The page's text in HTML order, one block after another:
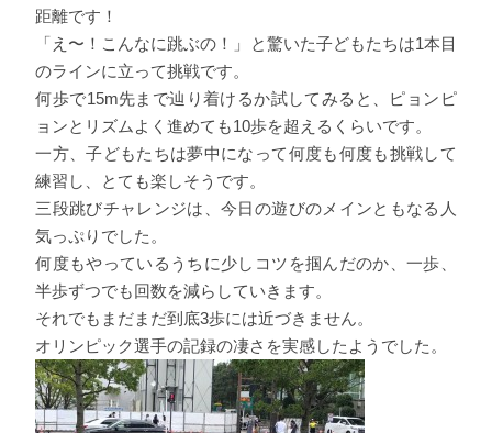
距離です！
「え〜！こんなに跳ぶの！」と驚いた子どもたちは1本目
のラインに立って挑戦です。
何歩で15m先まで辿り着けるか試してみると、ピョンピ
ョンとリズムよく進めても10歩を超えるくらいです。
一方、子どもたちは夢中になって何度も何度も挑戦して
練習し、とても楽しそうです。
三段跳びチャレンジは、今日の遊びのメインともなる人
気っぷりでした。
何度もやっているうちに少しコツを掴んだのか、一歩、
半歩ずつでも回数を減らしていきます。
それでもまだまだ到底3歩には近づきません。
オリンピック選手の記録の凄さを実感したようでした。